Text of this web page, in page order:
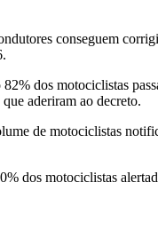
conseguem
dos motociclistas
aderiram ao decreto.
de motociclistas
motociclistas